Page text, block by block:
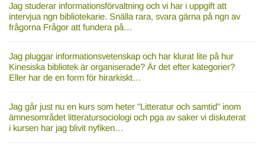
Jag studerar informationsförvaltning och vi har i uppgift att
intervjua ngn bibliotekarie. Snälla rara, svara gärna på ngn av
frågorna Frågor att fundera på…
Jag pluggar informationsvetenskap och har klurat lite på hur
Kinesiska bibliotek är organiserade? Är det efter kategorier?
Eller har de en form för hirarkiskt…
Jag går just nu en kurs som heter "Litteratur och samtid" inom
ämnesområdet litteratursociologi och pga av saker vi diskuterat
i kursen har jag blivit nyfiken…